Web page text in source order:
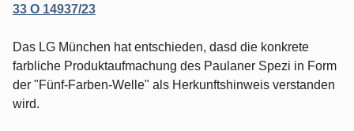
33 O 14937/23
Das LG München hat entschieden, dasd die konkrete
farbliche Produktaufmachung des Paulaner Spezi in Form
der "Fünf-Farben-Welle" als Herkunftshinweis verstanden
wird.